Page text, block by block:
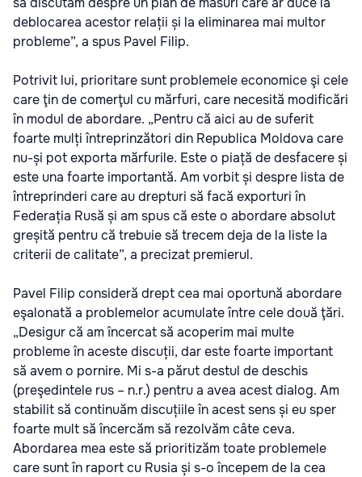
deblocarea acestor relații și la eliminarea mai multor
probleme”, a spus Pavel Filip.
Potrivit lui, prioritare sunt problemele economice şi cele
care ţin de comerţul cu mărfuri, care necesită modificări
în modul de abordare. „Pentru că aici au de suferit
foarte mulți întreprinzători din Republica Moldova care
nu-și pot exporta mărfurile. Este o piață de desfacere și
este una foarte importantă. Am vorbit și despre lista de
întreprinderi care au drepturi să facă exporturi în
Federația Rusă și am spus că este o abordare absolut
greșită pentru că trebuie să trecem deja de la liste la
criterii de calitate”, a precizat premierul.
Pavel Filip consideră drept cea mai oportună abordare
eşalonată a problemelor acumulate între cele două ţări.
„Desigur că am încercat să acoperim mai multe
probleme în aceste discuții, dar este foarte important
să avem o pornire. Mi s-a părut destul de deschis
(preşedintele rus – n.r.) pentru a avea acest dialog. Am
stabilit să continuăm discuțiile în acest sens și eu sper
foarte mult să încercăm să rezolvăm câte ceva.
Abordarea mea este să prioritizăm toate problemele
care sunt în raport cu Rusia și s-o începem de la cea